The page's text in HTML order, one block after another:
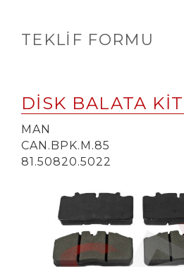
TEKLIF FORMU
DİSK BALATA
MAN
CAN.BPK.M.85
81.50820.5022